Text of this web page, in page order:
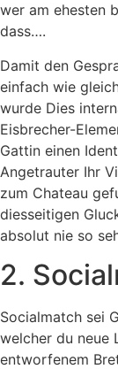
wer am ehesten
dass….
Damit den
einfach wie
wurde Dies
Eisbrecher-
Gattin einen
Angetrauter Ihr
zum Chateau
diesseitigen
absolut nie so
2.
Socialmatch sei
welcher du neue
entworfenem